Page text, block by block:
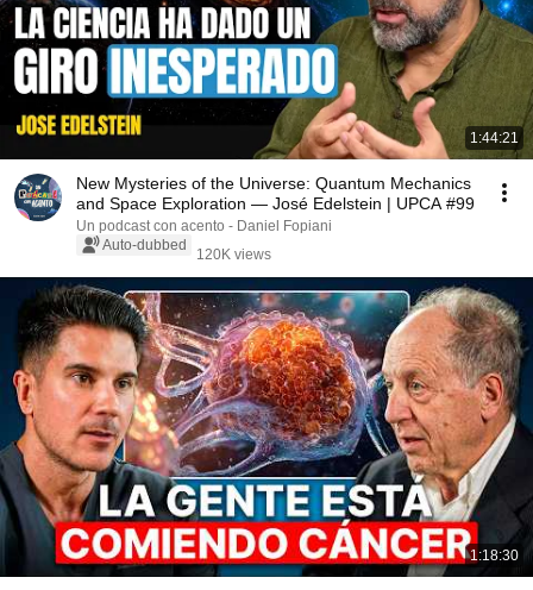
1:44:21
New Mysteries of the Universe: Quantum Mechanics
and Space Exploration — José Edelstein | UPCA #99
Un podcast con acento - Daniel Fopiani
Auto-dubbed
120K views
1:18:30